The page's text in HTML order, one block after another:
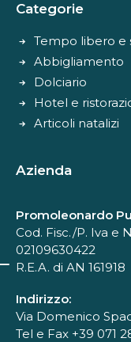
Categorie
Tempo libero e
Abbigliamento
Dolciario
Hotel e
Articoli natalizi
Azienda
Promoleonardo
Cod. Fisc./P. Iva e
02109630422
R.E.A. di AN 161918
Indirizzo:
Via Domenico
Tel e Fax +39 071